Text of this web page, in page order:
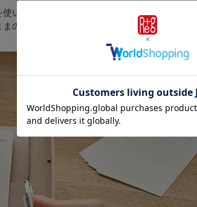
い、ミチルの世界観を手帳用にリデザインしま
の優しい色合いになっています。